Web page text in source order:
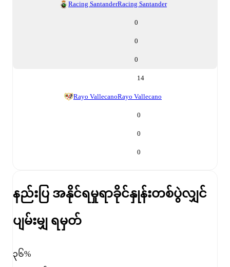
Racing SantanderRacing Santander
0
0
0
14
Rayo VallecanoRayo Vallecano
0
0
0
နည်းပြ အနိုင်ရမှုရာခိုင်နှုန်းတစ်ပွဲလျှင်
ပျမ်းမျှ ရမှတ်
၃၆%